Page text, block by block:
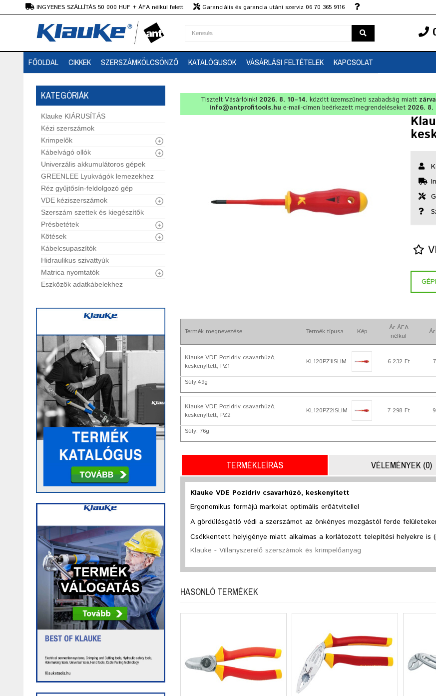
INGYENES SZÁLLÍTÁS 50 000 HUF + ÁFA nélkül felett
Garanciális és garancia utáni szerviz 06 70 365 9116
Szaktanácsadás
FŐOLDAL CIKKEK SZERSZÁMKÖLCSÖNZŐ KATALÓGUSOK VÁSÁRLÁSI FELTÉTELEK KAPCSOLAT
KATEGÓRIÁK
Klauke KIÁRUSÍTÁS
Kézi szerszámok
Krimpelők
Kábelvágó ollók
Univerzális akkumulátoros gépek
GREENLEE Lyukvágók lemezekhez
Réz gyűjtősín-feldolgozó gép
VDE kéziszerszámok
Szerszám szettek és kiegészítők
Présbetétek
Kötések
Kábelcsupaszítók
Hidraulikus szivattyúk
Matrica nyomtatók
Eszközök adatkábelekhez
Tisztelt Vásárlóink!2026. 8. 10–14. között üzemszüneti szabadság miatt
info@antprofitools.hu e-mail-címen beérkezett megrendeléseket 2026. 8.
Termék megnevezése Termék típusa Kép
Ár ÁFA
nélkül
Klauke VDE Pozidriv csavarhúzó,
keskenyített, PZ1
KL120PZ1ISLIM 6 232 Ft
Súly:49g
Klauke VDE Pozidriv csavarhúzó,
keskenyített, PZ2
KL120PZ2ISLIM 7 298 Ft
Súly: 76g
TERMÉKLEÍRÁS VÉLEMÉNYEK (0)
Klauke VDE Pozidriv csavarhúzó, keskenyített
Ergonomikus formájú markolat optimális erőátvitellel
A gördülésgátló védi a szerszámot az önkényes mozgástól ferde
Csökkentett helyigénye miatt alkalmas a korlátozott telepítési helyekre is
Klauke - Villanyszerelő szerszámok és krimpelőanyag
HASONLÓ TERMÉKEK